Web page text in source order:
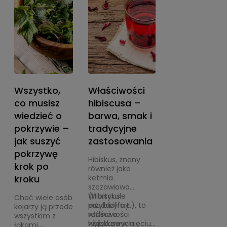
Wszystko,
co musisz
wiedzieć o
pokrzywie –
jak suszyć
pokrzywę
krok po
kroku
Choć wiele osób
kojarzy ją przede
wszystkim z
Właściwości
hibiscusa –
barwa, smak i
tradycyjne
zastosowania
Hibiskus, znany
również jako
ketmia
szczawiowa
(Hibiscus
sabdariffa L.), to
roślina o
wyjątkowych
W artykule
przybliżymy
właściwości
hibiskusa w ujęciu